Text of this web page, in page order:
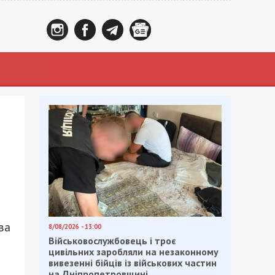
8/08/2026 - 13:00
Військовослужбовець і троє
цивільних заробляли на незаконному
вивезенні бійців із військових частин